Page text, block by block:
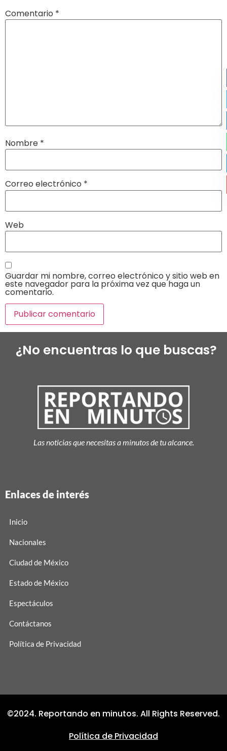
Comentario *
Nombre *
Correo electrónico *
Web
Guardar mi nombre, correo electrónico y sitio web en
este navegador para la próxima vez que haga un
comentario.
¿No encuentras lo que buscas?
Las noticias que necesitas a minutos de tu alcance.
Enlaces de interés
Inicio
Nacionales
Ciudad de México
Estado de México
Espectáculos
Contáctanos
Política de Privacidad
©2024. Reportando en minutos. All Rights Reserved.
Política de Privacidad